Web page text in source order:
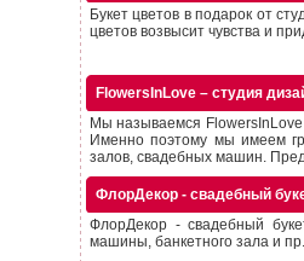
Букет цветов в подарок от
цветов возвысит чувства и
FlowersInLove – студия
Мы называемся
Именно поэтому мы имеем
залов, свадебных машин.
ФлорДекор - свадебный
ФлорДекор - свадебный
машины, банкетного зала и